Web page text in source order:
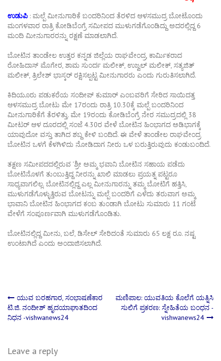
ಉಡುಪಿ : ಮಲ್ಪೆ ಮೀನುಗಾರಿಕೆ ಬಂದರಿನಿಂದ ತೆರಳಿದ ಆಳಸಮುದ್ರ ಬೋಟೊಂದು
ಮಂಗಳವಾರ ರಾತ್ರಿ ಕೋಡಿಬೆಂಗ್ರೆ ಸಮೀಪದ ಮುಳುಗಡೆಗೊಂಡಿದ್ದು ಅದರಲ್ಲಿದ್ದ 6
ಮಂದಿ ಮೀನುಗಾರರನ್ನು ರಕ್ಷಣೆ ಮಾಡಲಾಗಿದೆ.
ಬೋಟಿನ ತಾಂಡೇಲ ಉತ್ತರ ಕನ್ನಡ ಜಿಲ್ಲೆಯ ರಾಘವೇಂದ್ರ, ಕಾರ್ಮಿಕರಾದ
ರೋಹಿದಾಸ್ ಮೊಗೇರ, ಶಾಮ ಸುಂರ್ದ ಮಲೀಕ್, ಉಜ್ವಲ್ ಮಲೀಕ್, ಸತ್ಯಜಿತ್
ಮಲೀಕ್, ತ್ರಿಲೇಶ್ ಭಾಸ್ಕರ್ ರಕ್ಷಿಸಲ್ಪಟ್ಟ ಮೀನುಗಾರರು ಎಂದು ಗುರುತಿಸಲಾಗಿದೆ.
ಕಿದಿಯೂರು ಪಡುಕರೆಯ ಸಂದೀಪ್ ಕುಮಾರ್ ಎಂಬವರಿಗೆ ಸೇರಿದ ಸಾಯಿದತ್ತ
ಆಳಸಮುದ್ರ ಬೋಟು ಮೇ 17ರಂದು ರಾತ್ರಿ 10.30ಕ್ಕೆ ಮಲ್ಪೆ ಬಂದರಿನಿಂದ
ಮೀನುಗಾರಿಕೆಗೆ ತೆರಳಿತ್ತು. ಮೇ 19ರಂದು ಕೋಡಿಬೆಂಗ್ರೆ ನೇರ ಸಮುದ್ರದಲ್ಲಿ 38
ಮೀಟರ್ ಆಳ ದೂರದಲ್ಲಿ ಸಂಜೆ 4.30ರ ವೇಳೆ ಬೋಟಿನ ಹಿಂಭಾಗದ ಅಡಿಭಾಗಕ್ಕೆ
ಯಾವುದೋ ವಸ್ತು ತಾಗಿದ ಶಬ್ದ ಕೇಳಿ ಬಂದಿದೆ. ಈ ವೇಳೆ ತಾಂಡೇಲ ರಾಘವೇಂದ್ರ
ಬೋಟಿನ ಒಳಗೆ ಕೆಳಗಿಳಿದು ನೋಡಿದಾಗ ನೀರು ಒಳ ಬರುತ್ತಿರುವುದು ಕಂಡುಬಂದಿದೆ.
ತಕ್ಷಣ ಸಮೀಪದದಲ್ಲಿರುವ ‘ಶ್ರೀ ಅಮ್ಮ ಭವಾನಿ ಬೋಟಿನ ಸಹಾಯ ಪಡೆದು
ಬೋಟಿನೊಳಗೆ ತುಂಬುತ್ತಿದ್ದ ನೀರನ್ನು ಖಾಲಿ ಮಾಡಲು ಪ್ರಯತ್ನ ಪಟ್ಟರೂ
ಸಾಧ್ಯವಾಗಲಿಲ್ಲ. ಬೋಟಿನಲ್ಲಿದ್ದ ಎಲ್ಲ ಮೀನುಗಾರನ್ನು ತಮ್ಮ ಬೋಟಿಗೆ ಹತ್ತಿಸಿ,
ಮುಳುಗಡೆಗೊಳ್ಳುತ್ತಿರುವ ಬೋಟನ್ನು ಮಲ್ಪೆ ಬಂದರಿಗೆ ಎಳೆದು ತರುವಾಗ ಅಮ್ಮ
ಭಾವಾನಿ ಬೋಟಿನ ಹಿಂಭಾಗದ ಕಂಬ ತುಂಡಾಗಿ ಬೋಟು ಸುಮಾರು 11 ಗಂಟೆ
ವೇಳೆಗೆ ಸಂಪೂರ್ಣವಾಗಿ ಮುಳುಗಡೆಗೊಂಡಿತು.
ಬೋಟಿನಲ್ಲಿದ್ದ ಮೀನು, ಬಲೆ, ಡಿಸೇಲ್ ಸೇರಿದಂತೆ ಸುಮಾರು 65 ಲಕ್ಷ ರೂ. ನಷ್ಟ
ಉಂಟಾಗಿದೆ ಎಂದು ಅಂದಾಜಿಸಲಾಗಿದೆ.
Post
navigation
ಯುವ ಬರಹಗಾರ, ಸಂಭಾಷಣೆಕಾರ
ಟಿ.ಜಿ. ನಂದೀಶ್ ಹೃದಯಾಘಾತದಿಂದ
ನಿಧನ -vishwanews24
ಮಣಿಪಾಲ: ಯುವತಿಯ ಕೊಲೆಗೆ ಯತ್ನಿಸಿ
ಸುಲಿಗೆ ಪ್ರಕರಣ: ಸ್ನೇಹಿತೆಯ ಬಂಧನ -
vishwanews24
Leave a reply